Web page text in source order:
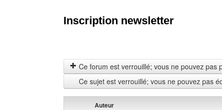
Inscription newsletter
Ce forum est verrouillé; vous ne pouvez pas
Ce sujet est verrouillé; vous ne pouvez pas
Auteur